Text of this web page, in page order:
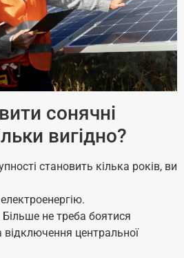
сонячні
вигідно?
становить кілька років, ви
не треба боятися
центральної